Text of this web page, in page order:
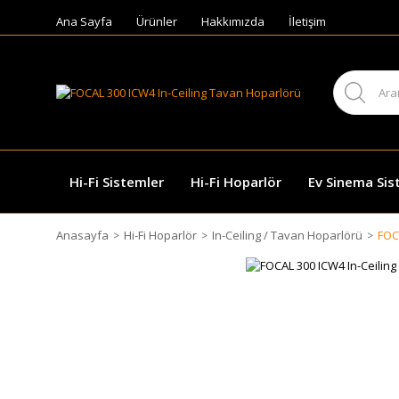
Ana Sayfa Ürünler Hakkımızda İletişim
Hi-Fi Sistemler Hi-Fi Hoparlör Ev Sinema
Anasayfa Hi-Fi Hoparlör In-Ceiling / Tavan Hoparlörü